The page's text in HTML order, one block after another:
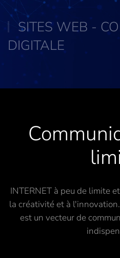
SITES WEB -
DIGITALE
INTERNET à peu de limite
la créativité et à
est un vecteur de